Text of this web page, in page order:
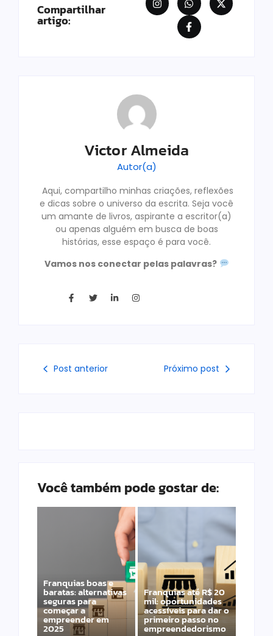
Compartilhar
artigo:
Victor Almeida
Autor(a)
Aqui, compartilho minhas criações, reflexões
e dicas sobre o universo da escrita. Seja você
um amante de livros, aspirante a escritor(a)
ou apenas alguém em busca de boas
histórias, esse espaço é para você.
Vamos nos conectar pelas palavras?
Post anterior Próximo post
Você também pode gostar de:
Franquias boas e
baratas: alternativas
seguras para
começar a
empreender em
2025
Franquias até R$ 20
mil: oportunidades
acessíveis para dar o
primeiro passo no
empreendedorismo